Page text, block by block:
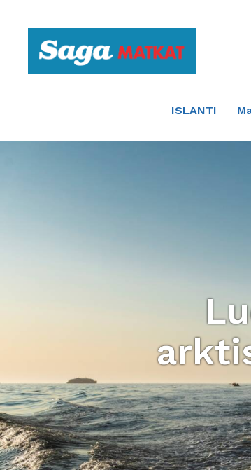
Etusivulle
ISLANTI